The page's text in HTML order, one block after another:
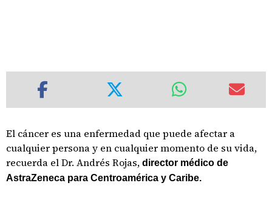
El cáncer es una enfermedad que puede afectar a
cualquier persona y en cualquier momento de su vida,
recuerda el Dr. Andrés Rojas, director médico de
AstraZeneca para Centroamérica y Caribe.